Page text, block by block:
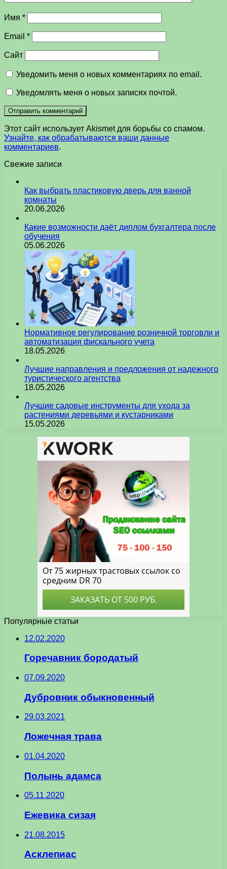
Имя *
Email *
Сайт
Уведомить меня о новых комментариях по email.
Уведомлять меня о новых записях почтой.
Этот сайт использует Akismet для борьбы со спамом.
Узнайте, как обрабатываются ваши данные
комментариев.
Свежие записи
Как выбрать пластиковую дверь для ванной
комнаты
20.06.2026
Какие возможности даёт диплом бухгалтера после
обучения
05.06.2026
Нормативное регулирование розничной торговли и
автоматизация фискального учета
18.05.2026
Лучшие направления и предложения от надежного
туристического агентства
18.05.2026
Лучшие садовые инструменты для ухода за
растениями деревьями и кустарниками
15.05.2026
Популярные статьи
12.02.2020
Горечавник бородатый
07.09.2020
Дубровник обыкновенный
29.03.2021
Ложечная трава
01.04.2020
Полынь адамса
05.11.2020
Ежевика сизая
21.08.2015
Асклепиас